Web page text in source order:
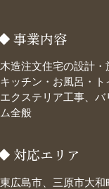
事業内容
木造注文住宅の設計・
キッチン・お風呂・ト
エクステリア工事、
ム全般
対応エリア
東広島市、三原市大